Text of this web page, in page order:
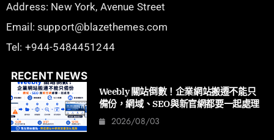
Address: New York, Avenue Street
Email: support@blazethemes.com
Tel: +944-5484451244
RECENT NEWS
Weebly 關站倒數！企業網站搬遷不能只
備份，網域、SEO與新官網都要一起處理
2026/08/03